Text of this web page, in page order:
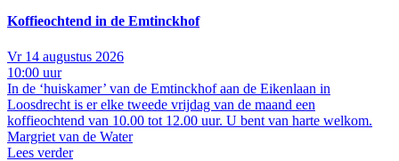
Koffieochtend in de Emtinckhof
Vr 14 augustus 2026
10:00 uur
In de ‘huiskamer’ van de Emtinckhof aan de Eikenlaan in
Loosdrecht is er elke tweede vrijdag van de maand een
koffieochtend van 10.00 tot 12.00 uur. U bent van harte welkom.
Margriet van de Water
Lees verder